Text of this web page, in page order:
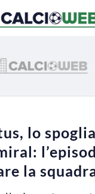
lo
la